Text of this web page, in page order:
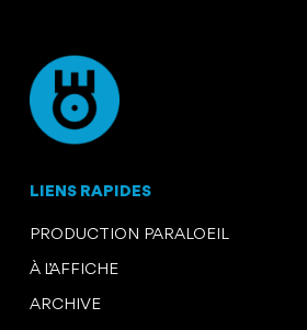
LIENS RAPIDES
PRODUCTION PARALOEIL
À L’AFFICHE
ARCHIVE